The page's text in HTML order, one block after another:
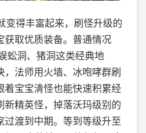
变得丰富起来，刷怪升级的
获取优质装备。普通情况
蚣洞、猪洞这类经典地
，法师用火墙、冰咆哮群刷
着宝宝清怪也能快速积累经
精英怪，掉落沃玛级别的
过渡到中期。等到等级升至